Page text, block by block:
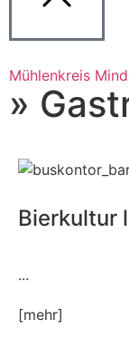
Mühlenkreis
»
Bierkultur
...
[mehr]